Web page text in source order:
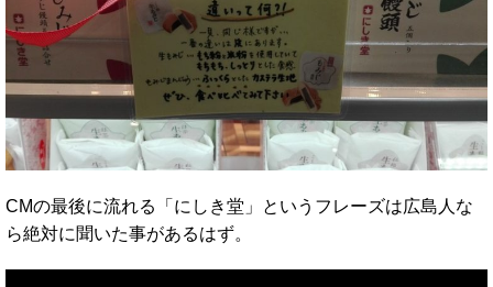
CMの最後に流れる「にしき堂」というフレーズは広島人な
ら絶対に聞いた事があるはず。